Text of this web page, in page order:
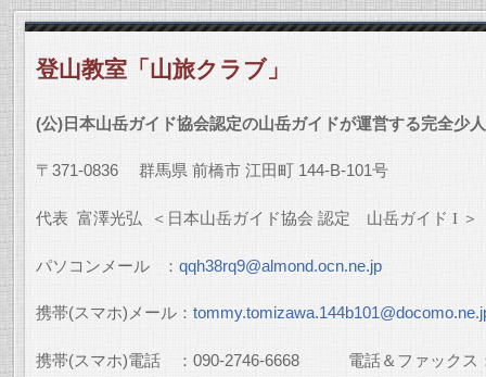
登山教室「山旅クラブ」
(公)日本山岳ガイド協会認定の山岳ガイドが運営する完全少
〒 371-0836 群馬県 前橋市 江田町 144-B-101号
代表 富澤光弘 ＜日本山岳ガイド協会 認定 山岳ガイド I ＞
パソコンメール ： qqh38rq9@almond.ocn.ne.jp
携帯(スマホ)メール：
携帯(スマホ)電話 ： 090-2746-6668電話＆ファックス